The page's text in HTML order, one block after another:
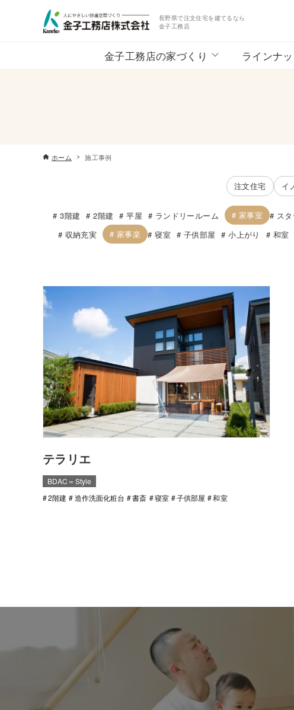
長野県で注文住宅を建てるなら
金子工務店
金子工務店の家づくり ラインナ
ホーム 施工事例
注文住宅 イ
3階建 2階建 平屋 ランドリールーム 家事室 ス
収納充実
家事楽 寝室 子供部屋 小上がり 和室
テラリエ
BDAC＝Style
2階建
造作洗面化粧台 書斎 寝室 子供部屋 和室